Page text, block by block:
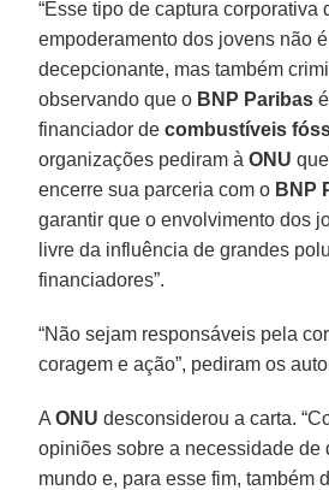
“Esse tipo de captura corporativa
empoderamento dos jovens não
decepcionante, mas também
observando que o BNP Paribas
financiador decombustíveis
organizações pediram àONU
encerre sua parceria com o BNP
garantir que o envolvimento dos
livre da influência de grandes
financiadores”.
“Não sejam responsáveis pela
coragem e ação”, pediram os
AONU desconsiderou a carta.
opiniões sobre a necessidade de
mundo e, para esse fim, também